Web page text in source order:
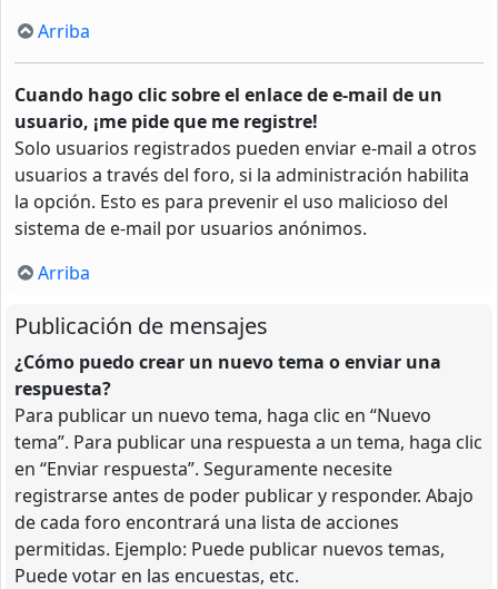
Arriba
Cuando hago clic sobre el enlace de e-mail de un
usuario, ¡me pide que me registre!
Solo usuarios registrados pueden enviar e-mail a otros
usuarios a través del foro, si la administración habilita
la opción. Esto es para prevenir el uso malicioso del
sistema de e-mail por usuarios anónimos.
Arriba
Publicación de mensajes
¿Cómo puedo crear un nuevo tema o enviar una
respuesta?
Para publicar un nuevo tema, haga clic en “Nuevo
tema”. Para publicar una respuesta a un tema, haga clic
en “Enviar respuesta”. Seguramente necesite
registrarse antes de poder publicar y responder. Abajo
de cada foro encontrará una lista de acciones
permitidas. Ejemplo: Puede publicar nuevos temas,
Puede votar en las encuestas, etc.